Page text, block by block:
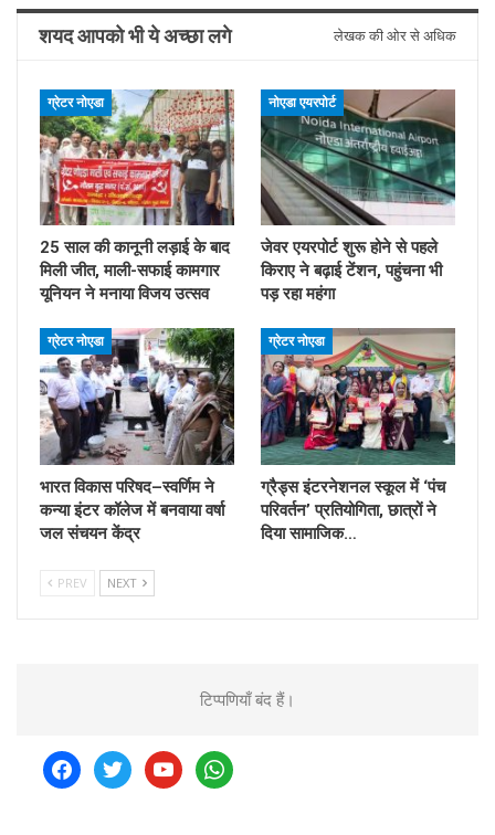
शयद आपको भी ये अच्छा लगे लेखक की ओर से अधिक
ग्रेटर नोएडा
25 साल की कानूनी लड़ाई के बाद
मिली जीत, माली-सफाई कामगार
यूनियन ने मनाया विजय उत्सव
नोएडा एयरपोर्ट
जेवर एयरपोर्ट शुरू होने से पहले
किराए ने बढ़ाई टेंशन, पहुंचना भी
पड़ रहा महंगा
ग्रेटर नोएडा
भारत विकास परिषद–स्वर्णिम ने
कन्या इंटर कॉलेज में बनवाया वर्षा
जल संचयन केंद्र
ग्रेटर नोएडा
ग्रैड्स इंटरनेशनल स्कूल में ‘पंच
परिवर्तन’ प्रतियोगिता, छात्रों ने
दिया सामाजिक…
PREV NEXT
टिप्पणियाँ बंद हैं।
facebooktwitteryoutubewhatsapp